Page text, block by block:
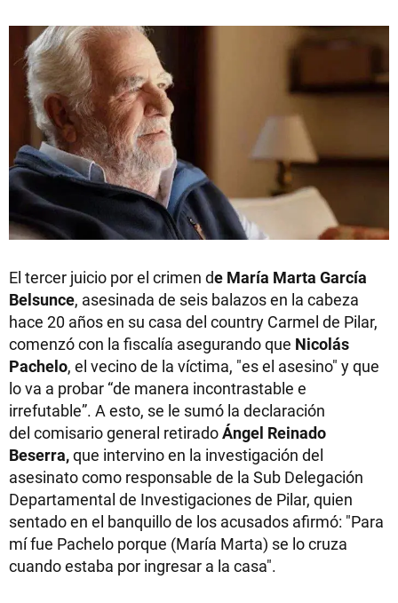
El tercer juicio por el crimen de María Marta García
Belsunce, asesinada de seis balazos en la cabeza
hace 20 años en su casa del country Carmel de Pilar,
comenzó con la fiscalía asegurando que Nicolás
Pachelo, el vecino de la víctima, "es el asesino" y que
lo va a probar “de manera incontrastable e
irrefutable”. A esto, se le sumó la declaración
del comisario general retiradoÁngel Reinado
Beserra,que intervino en la investigación del
asesinatocomo responsable de la Sub Delegación
Departamental de Investigaciones de Pilar, quien
sentado en el banquillo de los acusados afirmó: "Para
mí fue Pachelo porque (María Marta) se lo cruza
cuando estaba por ingresar a la casa".